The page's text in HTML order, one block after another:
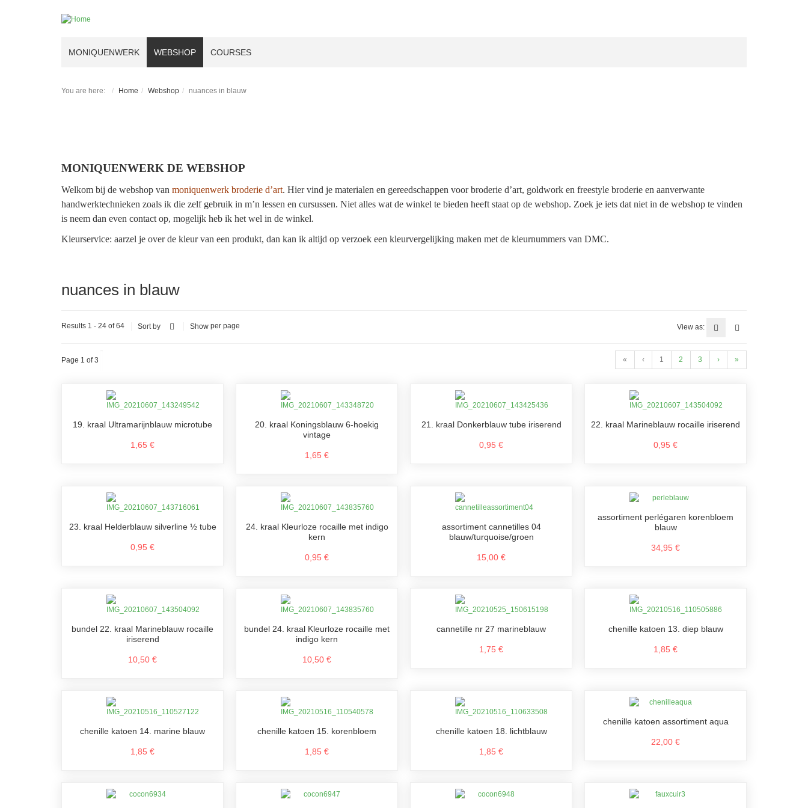
MONIQUENWERK WEBSHOP COURSES
You are here: Home Webshop nuances in blauw
MONIQUENWERK DE WEBSHOP
Welkom bij de webshop van moniquenwerk broderie d’art. Hier vind je materialen en gereedschappen voor broderie d’art, goldwork en freestyle broderie en aanverwante
handwerktechnieken zoals ik die zelf gebruik in m’n lessen en cursussen. Niet alles wat de winkel te bieden heeft staat op de webshop. Zoek je iets dat niet in de webshop te vinden
is neem dan even contact op, mogelijk heb ik het wel in de winkel.
Kleurservice: aarzel je over de kleur van een produkt, dan kan ik altijd op verzoek een kleurvergelijking maken met de kleurnummers van DMC.
nuances in blauw
Results 1 - 24 of 64 Sort by Show per page View as:
Page 1 of 3 « ‹ 1 2 3 › »
19. kraal Ultramarijnblauw microtube
1,65 €
20. kraal Koningsblauw 6-hoekig
vintage
1,65 €
21. kraal Donkerblauw tube iriserend
0,95 €
22. kraal Marineblauw rocaille iriserend
0,95 €
23. kraal Helderblauw silverline ½ tube
0,95 €
24. kraal Kleurloze rocaille met indigo
kern
0,95 €
assortiment cannetilles 04
blauw/turquoise/groen
15,00 €
assortiment perlégaren korenbloem
blauw
34,95 €
bundel 22. kraal Marineblauw rocaille
iriserend
10,50 €
bundel 24. kraal Kleurloze rocaille met
indigo kern
10,50 €
cannetille nr 27 marineblauw
1,75 €
chenille katoen 13. diep blauw
1,85 €
chenille katoen 14. marine blauw
1,85 €
chenille katoen 15. korenbloem
1,85 €
chenille katoen 18. lichtblauw
1,85 €
chenille katoen assortiment aqua
22,00 €